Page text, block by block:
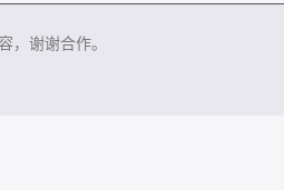
，谢谢合作。